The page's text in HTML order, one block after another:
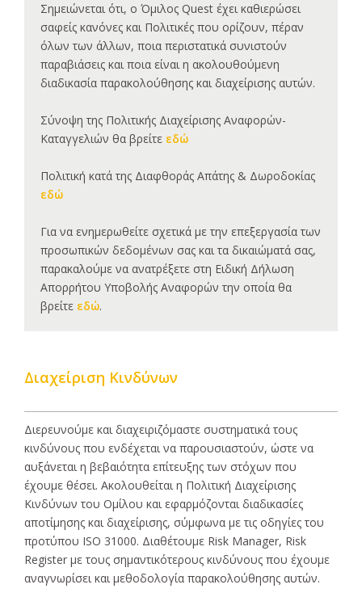
Σημειώνεται ότι, ο Όμιλος Quest έχει καθιερώσει
σαφείς κανόνες και Πολιτικές που ορίζουν, πέραν
όλων των άλλων, ποια περιστατικά συνιστούν
παραβιάσεις και ποια είναι η ακολουθούμενη
διαδικασία παρακολούθησης και διαχείρισης αυτών.
Σύνοψη της Πολιτικής Διαχείρισης Αναφορών-
Καταγγελιών θα βρείτε εδώ
Πολιτική κατά της Διαφθοράς Απάτης & Δωροδοκίας
εδώ
Για να ενημερωθείτε σχετικά με την επεξεργασία των
προσωπικών δεδομένων σας και τα δικαιώματά σας,
παρακαλούμε να ανατρέξετε στη Ειδική Δήλωση
Απορρήτου Υποβολής Αναφορών την οποία θα
βρείτε εδώ.
Διαχείριση Κινδύνων
Διερευνούμε και διαχειριζόμαστε συστηματικά τους
κινδύνους που ενδέχεται να παρουσιαστούν, ώστε να
αυξάνεται η βεβαιότητα επίτευξης των στόχων που
έχουμε θέσει. Ακολουθείται η Πολιτική Διαχείρισης
Κινδύνων του Ομίλου και εφαρμόζονται διαδικασίες
αποτίμησης και διαχείρισης, σύμφωνα με τις οδηγίες του
προτύπου ISO 31000. Διαθέτουμε Risk Manager, Risk
Register με τους σημαντικότερους κινδύνους που έχουμε
αναγνωρίσει και μεθοδολογία παρακολούθησης αυτών.